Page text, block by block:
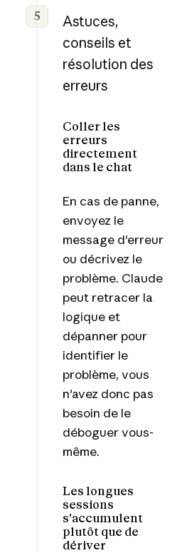
5
Astuces,
conseils et
résolution des
erreurs
Coller les
erreurs
directement
dans le chat
En cas de panne,
envoyez le
message d'erreur
ou décrivez le
problème. Claude
peut retracer la
logique et
dépanner pour
identifier le
problème, vous
n'avez donc pas
besoin de le
déboguer vous-
même.
Les longues
sessions
s'accumulent
plutôt que de
dériver